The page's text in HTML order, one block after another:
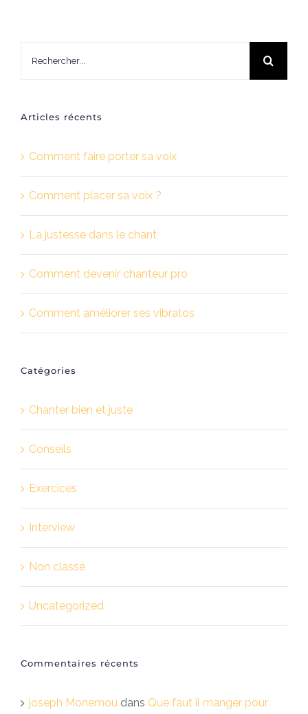
Articles récents
Comment faire porter sa voix
Comment placer sa voix ?
La justesse dans le chant
Comment devenir chanteur pro
Comment améliorer ses vibratos
Catégories
Chanter bien et juste
Conseils
Exercices
Interview
Non classé
Uncategorized
Commentaires récents
joseph Monemou dans Que faut il manger pour